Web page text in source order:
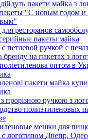
пакети майка з
"С новым годом и
ресторанов
пакеты майка
петлевой ручкой с
бренду на пакетах з
оптом в
пакети майка
прорізною ручкою з
полиэтиленовых
мешки для
логотипом Днепр,